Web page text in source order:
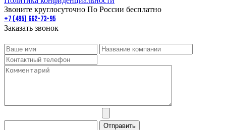
Звоните круглосуточно По России бесплатно
+7 (495) 662-73-95
Заказать звонок